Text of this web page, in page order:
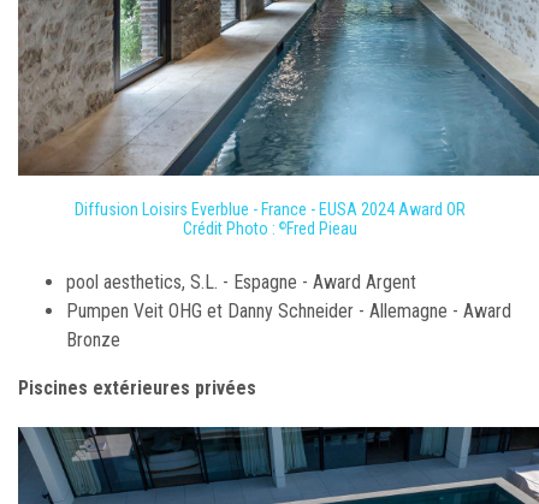
Diffusion Loisirs Everblue - France - EUSA 2024 Award OR
Crédit Photo : ©Fred Pieau
pool aesthetics, S.L. - Espagne - Award Argent
Pumpen Veit OHG et Danny Schneider - Allemagne - Award
Bronze
Piscines extérieures privées